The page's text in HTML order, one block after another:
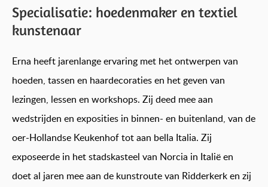
Specialisatie: hoedenmaker en textiel
kunstenaar
Erna heeft jarenlange ervaring met het ontwerpen van
hoeden, tassen en haardecoraties en het geven van
lezingen, lessen en workshops. Zij deed mee aan
wedstrijden en exposities in binnen- en buitenland, van de
oer-Hollandse Keukenhof tot aan bella Italia. Zij
exposeerde in het stadskasteel van Norcia in Italië en
doet al jaren mee aan de kunstroute van Ridderkerk en zij